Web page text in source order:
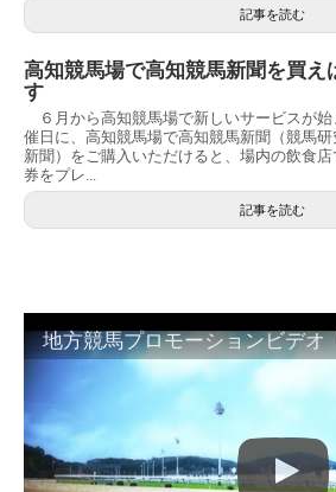
記事を読む
高知競馬場で高知競馬新聞を買え
す
６月から高知競馬場で新しいサービスが
催日に、高知競馬場で高知競馬新聞（競馬
新聞）をご購入いただけると、場内の飲食
券をプレ...
記事を読む